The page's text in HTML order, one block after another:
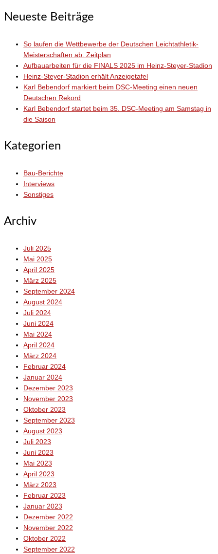
Neueste Beiträge
So laufen die Wettbewerbe der Deutschen Leichtathletik-
Meisterschaften ab: Zeitplan
Aufbauarbeiten für die FINALS 2025 im Heinz-Steyer-Stadion
Heinz-Steyer-Stadion erhält Anzeigetafel
Karl Bebendorf markiert beim DSC-Meeting einen neuen
Deutschen Rekord
Karl Bebendorf startet beim 35. DSC-Meeting am Samstag in
die Saison
Kategorien
Bau-Berichte
Interviews
Sonstiges
Archiv
Juli 2025
Mai 2025
April 2025
März 2025
September 2024
August 2024
Juli 2024
Juni 2024
Mai 2024
April 2024
März 2024
Februar 2024
Januar 2024
Dezember 2023
November 2023
Oktober 2023
September 2023
August 2023
Juli 2023
Juni 2023
Mai 2023
April 2023
März 2023
Februar 2023
Januar 2023
Dezember 2022
November 2022
Oktober 2022
September 2022